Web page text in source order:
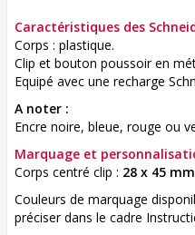
Caractéristiques des
Corps : plastique.
Clip et bouton poussoir en
Equipé avec une recharge
A noter :
Encre noire, bleue, rouge ou
Marquage et
Corps centré clip : 28 x 45 mm
Couleurs de marquage
préciser dans le cadre